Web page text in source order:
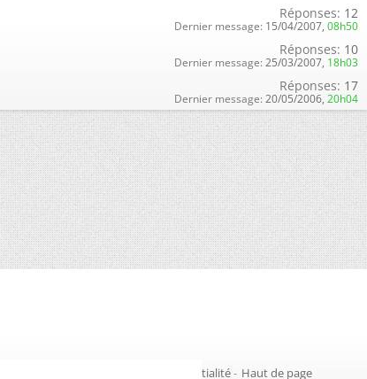
Réponses: 12
Dernier message: 15/04/2007, 08h50
Réponses: 10
Dernier message: 25/03/2007, 18h03
Réponses: 17
Dernier message: 20/05/2006, 20h04
Politique de confidentialité- Haut de page